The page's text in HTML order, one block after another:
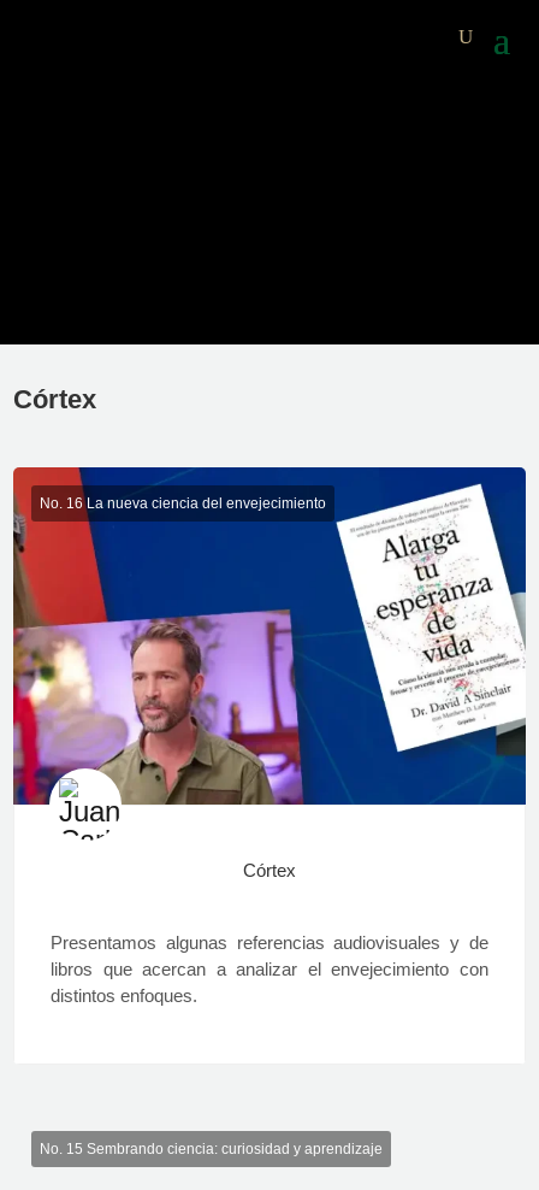
Córtex
No. 16 La nueva ciencia del envejecimiento
Córtex
Presentamos algunas referencias audiovisuales y de
libros que acercan a analizar el envejecimiento con
distintos enfoques.
No. 15 Sembrando ciencia: curiosidad y aprendizaje